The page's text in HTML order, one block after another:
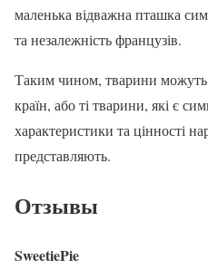
маленька відважна пташка
та незалежність французів.
Таким чином, тварини
країн, або ті тварини, які є
характеристики та цінності
представляють.
Отзывы
SweetiePie